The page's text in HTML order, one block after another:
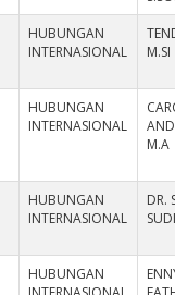
HUBUNGAN
INTERNASIONAL
M.SI
HUBUNGAN
INTERNASIONAL
M.A
HUBUNGAN
INTERNASIONAL
DR.
HUBUNGAN